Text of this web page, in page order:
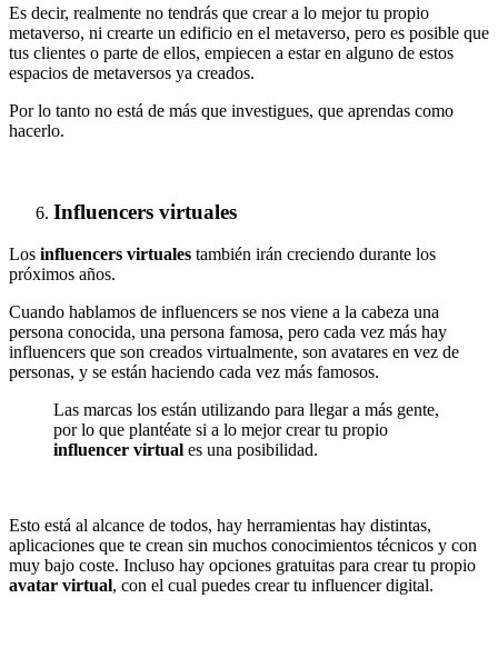
Es decir, realmente no tendrás que crear a lo mejor tu propio
metaverso, ni crearte un edificio en el metaverso, pero es posible que
tus clientes o parte de ellos, empiecen a estar en alguno de estos
espacios de metaversos ya creados.
Por lo tanto no está de más que investigues, que aprendas como
hacerlo.
Influencers virtuales
Los influencers virtuales también irán creciendo durante los
próximos años.
Cuando hablamos de influencers se nos viene a la cabeza una
persona conocida, una persona famosa, pero cada vez más hay
influencers que son creados virtualmente, son avatares en vez de
personas, y se están haciendo cada vez más famosos.
Las marcas los están utilizando para llegar a más gente,
por lo que plantéate si a lo mejor crear tu propio
influencer virtual es una posibilidad.
Esto está al alcance de todos, hay herramientas hay distintas,
aplicaciones que te crean sin muchos conocimientos técnicos y con
muy bajo coste. Incluso hay opciones gratuitas para crear tu propio
avatar virtual, con el cual puedes crear tu influencer digital.